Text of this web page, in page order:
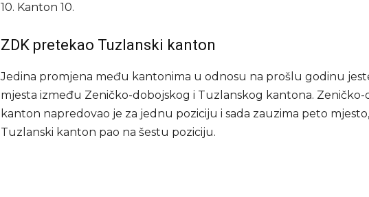
10. Kanton 10.
ZDK pretekao Tuzlanski kanton
Jedina promjena među kantonima u odnosu na prošlu godinu
mjesta između Zeničko-dobojskog i Tuzlanskog kantona. Zeničko-
kanton napredovao je za jednu poziciju i sada zauzima peto
Tuzlanski kanton pao na šestu poziciju.